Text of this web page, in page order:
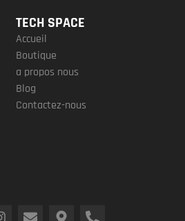
TECH SPACE
Accueil
Boutique
a propos nous
Blog
Contactez-nous